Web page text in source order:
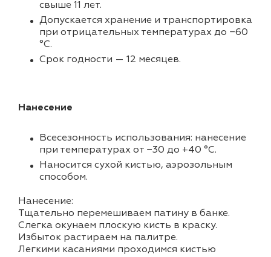
свыше 11 лет.
Допускается хранение и транспортировка
при отрицательных температурах до −60
°С.
Срок годности — 12 месяцев.
Нанесение
Всесезонность использования: нанесение
при температурах от −30 до +40 °С.
Наносится сухой кистью, аэрозольным
способом.
Нанесение:
Тщательно перемешиваем патину в банке.
Слегка окунаем плоскую кисть в краску.
Избыток растираем на палитре.
Легкими касаниями проходимся кистью